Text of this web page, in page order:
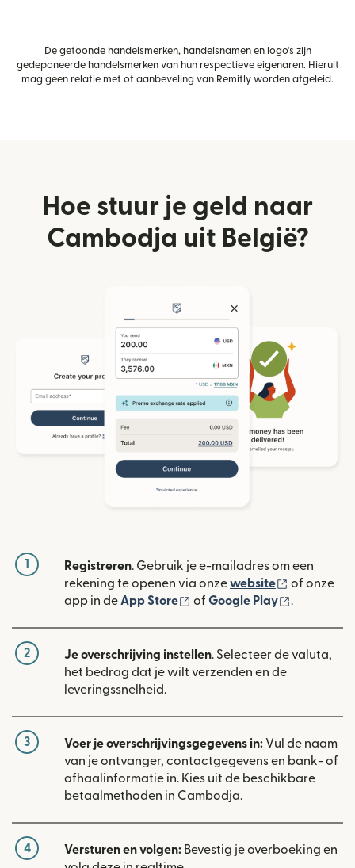
De getoonde handelsmerken, handelsnamen en logo's zijn
gedeponeerde handelsmerken van hun respectieve eigenaren. Hieruit
mag geen relatie met of aanbeveling van Remitly worden afgeleid.
Hoe stuur je geld naar
Cambodja uit België?
1 Registreren. Gebruik je e-mailadres om een
rekening te openen via onzewebsite (wordt
of onze
app in de App Store (wordt geopend in een
of Google Play .
2 Je overschrijving instellen. Selecteer de valuta,
het bedrag dat je wilt verzenden en de
leveringssnelheid.
3 Voer je overschrijvingsgegevens in: Vul de naam
van je ontvanger, contactgegevens en bank- of
afhaalinformatie in. Kies uit de beschikbare
betaalmethoden in Cambodja.
4 Versturen en volgen: Bevestig je overboeking en